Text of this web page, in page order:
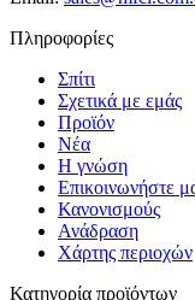
Πληροφορίες
Σπίτι
Σχετικά με εμάς
Προϊόν
Νέα
Η γνώση
Επικοινωνήστε
Κανονισμούς
Ανάδραση
Χάρτης περιοχών
Κατηγορία προϊόντων